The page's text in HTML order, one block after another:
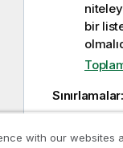
bir
Sınırlamalar:
with our websites